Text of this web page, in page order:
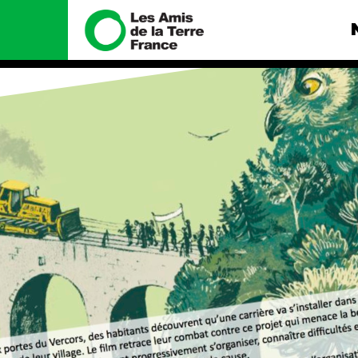
Missions et méthodes
Valeurs
Équipes et
fonctionnement
Le réseau dans le monde
Nos alliés
Je soutiens les Amis de la
Terre
Nos
Total, rendez-
tribunal
Gaz « naturel
enfumage
Mode : une
destructrice
Gaz au
violence
Nos autres